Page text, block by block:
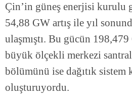
Çin’in güneş enerjisi kurulu
54,88 GW artış ile yıl
ulaşmıştı. Bu gücün
büyük ölçekli merkezi
bölümünü ise dağıtık sistem
oluşturuyordu.